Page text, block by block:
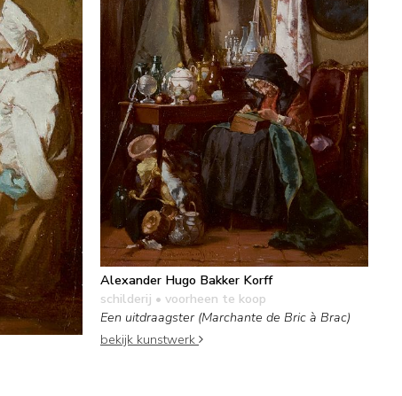
Alexander Hugo Bakker Korff
schilderij • voorheen te koop
Een uitdraagster (Marchante de Bric à Brac)
bekijk kunstwerk